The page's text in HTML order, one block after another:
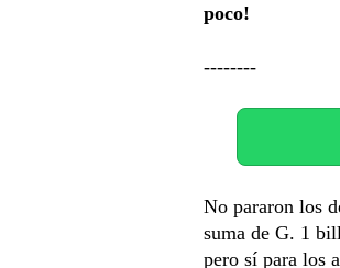
poco!
--------
No pararon los
suma de G. 1
pero sí para los